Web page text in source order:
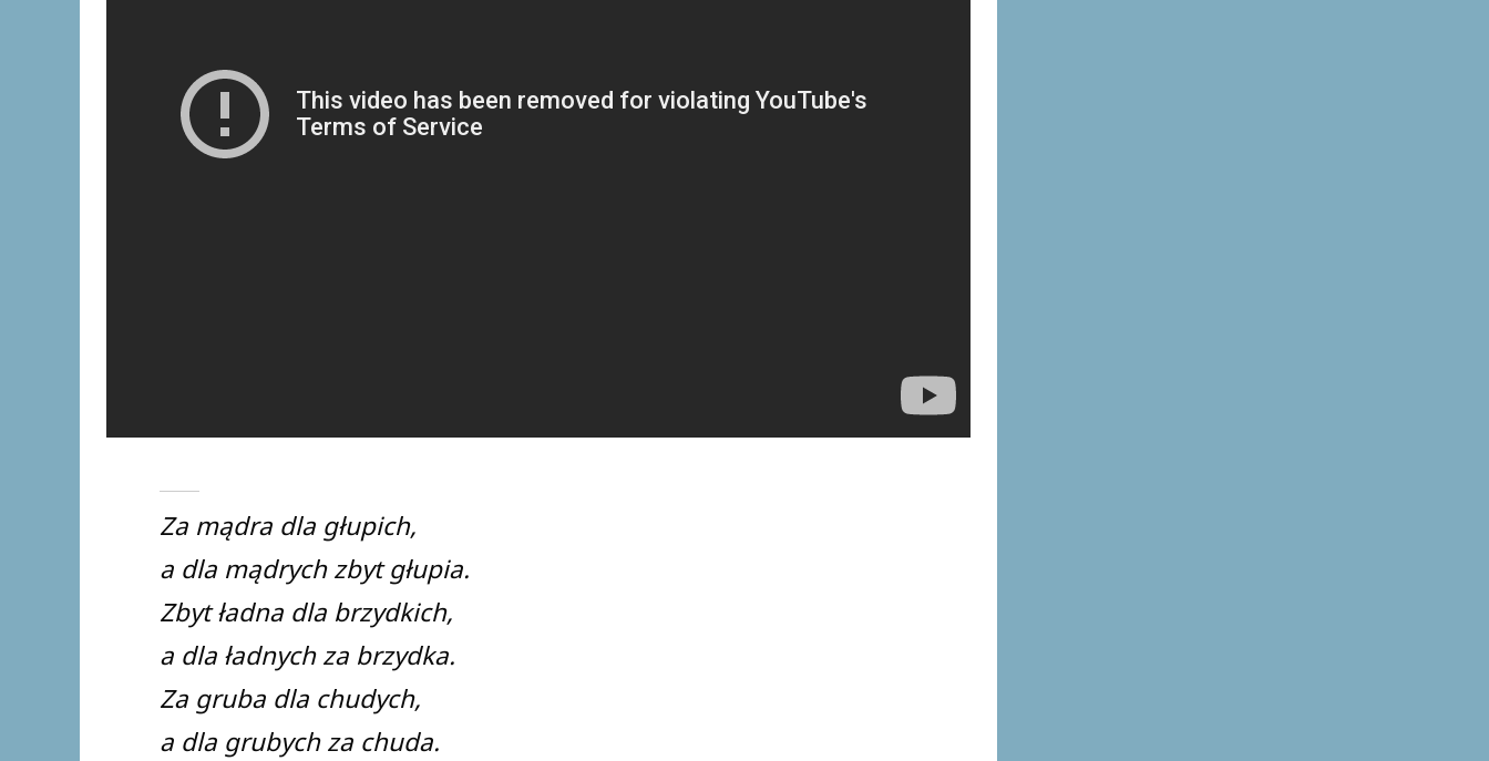
Za mądra dla głupich,
a dla mądrych zbyt głupia.
Zbyt ładna dla brzydkich,
a dla ładnych za brzydka.
Za gruba dla chudych,
a dla grubych za chuda.